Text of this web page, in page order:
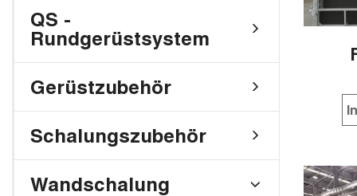
QS -
Rundgerüstsystem
Gerüstzubehör
Schalungszubehör
Wandschalung